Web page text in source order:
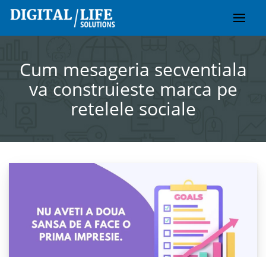
Cum mesageria secventiala
va construieste marca pe
retelele sociale